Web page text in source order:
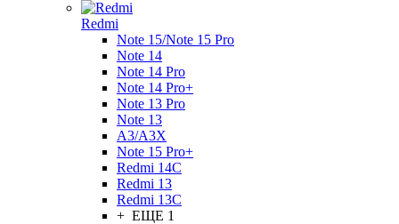
Redmi
Note 15/Note 15 Pro
Note 14
Note 14 Pro
Note 14 Pro+
Note 13 Pro
Note 13
A3/A3X
Note 15 Pro+
Redmi 14C
Redmi 13
Redmi 13C
+ ЕЩЕ 1